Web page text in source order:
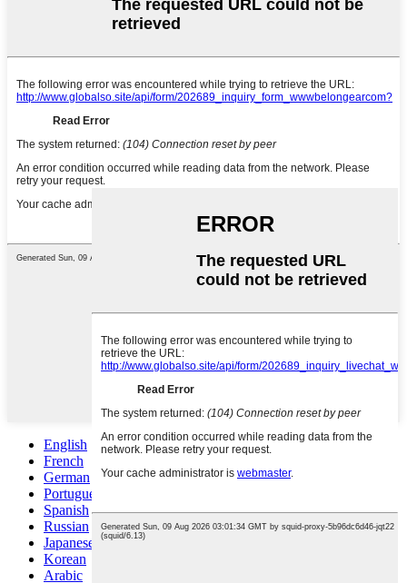
English
French
German
Portuguese
Spanish
Russian
Japanese
Korean
Arabic